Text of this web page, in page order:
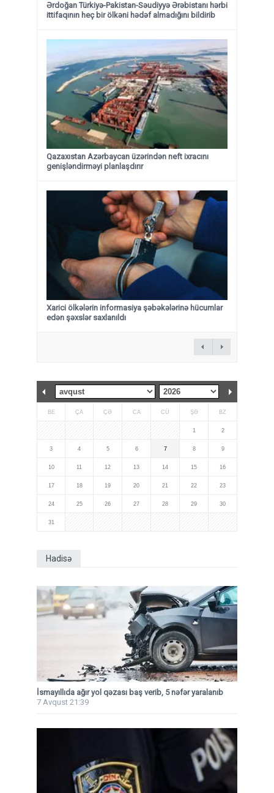
Ərdoğan Türkiyə-Pakistan-Səudiyyə Ərəbistanı hərbi
ittifaqının heç bir ölkəni hədəf almadığını bildirib
Qazaxıstan Azərbaycan üzərindən neft ixracını
genişləndirməyi planlaşdırır
Xarici ölkələrin informasiya şəbəkələrinə hücumlar
edən şəxslər saxlanıldı
BE ÇA ÇƏ CA CÜ ŞƏ BZ
1 2
3 4 5 6 7 8 9
10 11 12 13 14 15 16
17 18 19 20 21 22 23
24 25 26 27 28 29 30
31
Hadisə
İsmayıllıda ağır yol qəzası baş verib, 5 nəfər yaralanıb
7 Avqust 21:39